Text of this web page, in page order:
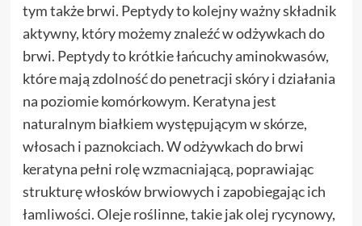
tym także brwi. Peptydy to kolejny ważny składnik
aktywny, który możemy znaleźć w odżywkach do
brwi. Peptydy to krótkie łańcuchy aminokwasów,
które mają zdolność do penetracji skóry i działania
na poziomie komórkowym. Keratyna jest
naturalnym białkiem występującym w skórze,
włosach i paznokciach. W odżywkach do brwi
keratyna pełni rolę wzmacniającą, poprawiając
strukturę włosków brwiowych i zapobiegając ich
łamliwości. Oleje roślinne, takie jak olej rycynowy,